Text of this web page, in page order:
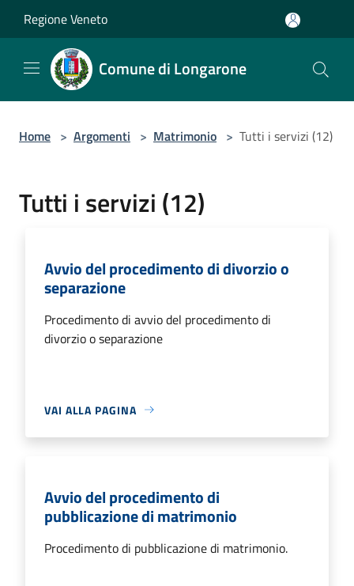
Regione Veneto
Comune di Longarone
Home > Argomenti > Matrimonio > Tutti i servizi (12)
Tutti i servizi (12)
Avvio del procedimento di divorzio o
separazione
Procedimento di avvio del procedimento di
divorzio o separazione
VAI ALLA PAGINA
Avvio del procedimento di
pubblicazione di matrimonio
Procedimento di pubblicazione di matrimonio.